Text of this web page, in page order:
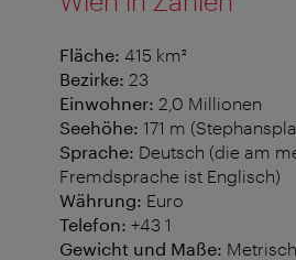
Fläche: 415 km²
Bezirke: 23
Einwohner: 2,0 Millionen
Seehöhe: 171 m
Sprache: Deutsch (die am
Fremdsprache ist Englisch)
Währung: Euro
Telefon: +43 1
Gewicht und Maße: